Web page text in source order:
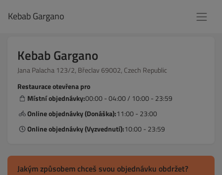
Kebab Gargano
Kebab Gargano
Jana Palacha 123/2, Břeclav 69002, Czech Republic
Restaurace otevřena pro
Místní objednávky:00:00 - 04:00 / 10:00 - 23:59
Online objednávky (Donáška):11:00 - 23:00
Online objednávky (Vyzvednutí):10:00 - 23:59
Jakým způsobem chceš svou objednávku obdržet?